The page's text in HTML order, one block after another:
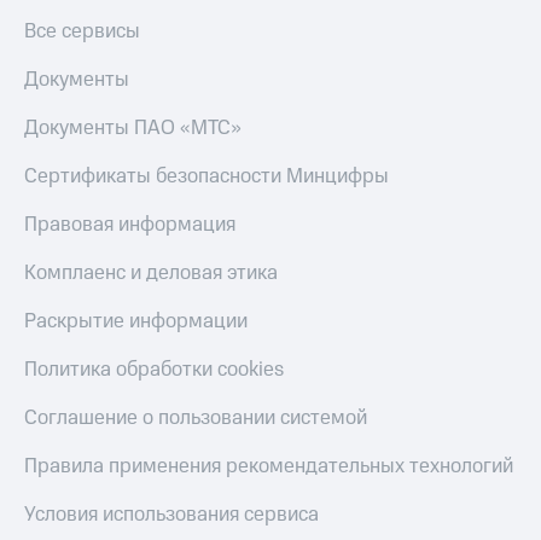
Все сервисы
Документы
Документы ПАО «МТС»
Сертификаты безопасности Минцифры
Правовая информация
Комплаенс и деловая этика
Раскрытие информации
Политика обработки cookies
Соглашение о пользовании системой
Правила применения рекомендательных технологий
Условия использования сервиса